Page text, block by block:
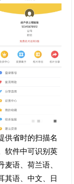
供省时的扫描名
软件中可识别英
语、荷兰语、
其语、中文、日